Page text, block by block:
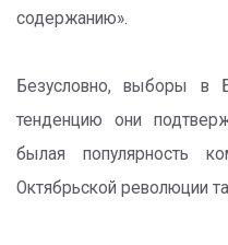
содержанию».
Безусловно, выборы в
тенденцию они
былая популярность
Октябрьской революции